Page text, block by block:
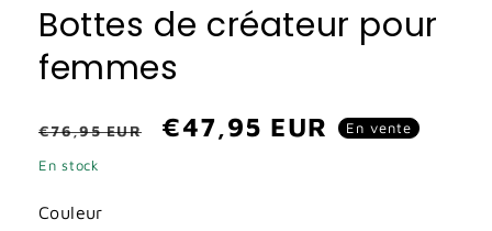
Bottes de créateur pour
femmes
Prix
habituel
€76,95 EUR
Prix
€47,95 EUR En vente
En stock
Couleur